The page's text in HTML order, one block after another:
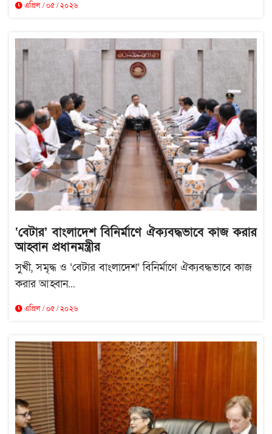
এপ্রিল / ০৫ / ২০২৬
‘বেটার’ বাংলাদেশ বিনির্মাণে ঐক্যবদ্ধভাবে কাজ করার
আহ্বান প্রধানমন্ত্রীর
সুখী, সমৃদ্ধ ও ‘বেটার বাংলাদেশ’ বিনির্মাণে ঐক্যবদ্ধভাবে কাজ
করার আহ্বান...
এপ্রিল / ০৫ / ২০২৬